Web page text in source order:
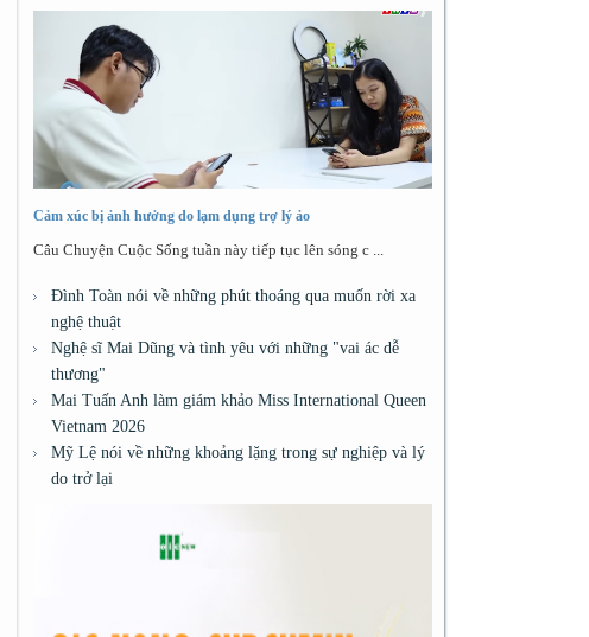
Cảm xúc bị ảnh hưởng do lạm dụng trợ lý ảo
Câu Chuyện Cuộc Sống tuần này tiếp tục lên sóng c ...
Đình Toàn nói về những phút thoáng qua muốn rời xa
nghệ thuật
Nghệ sĩ Mai Dũng và tình yêu với những "vai ác dễ
thương"
Mai Tuấn Anh làm giám khảo Miss International Queen
Vietnam 2026
Mỹ Lệ nói về những khoảng lặng trong sự nghiệp và lý
do trở lại